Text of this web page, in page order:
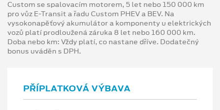
Custom se spalovacím motorem, 5 let nebo 150 000 km
pro vůz E-Transit a řadu Custom PHEV a BEV. Na
vysokonapěťový akumulátor a komponenty u elektrických
vozů platí prodloužená záruka 8 let nebo 160 000 km.
Doba nebo km: Vždy platí, co nastane dříve. Dodatečný
bonus uváděn s DPH.
PŘÍPLATKOVÁ VÝBAVA